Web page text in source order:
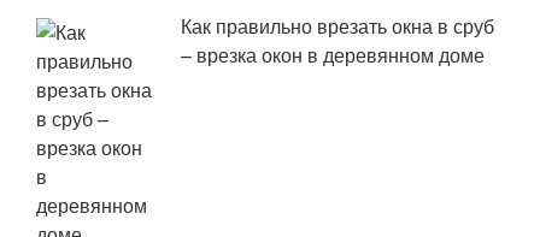
Как правильно врезать окна в сруб
– врезка окон в деревянном доме